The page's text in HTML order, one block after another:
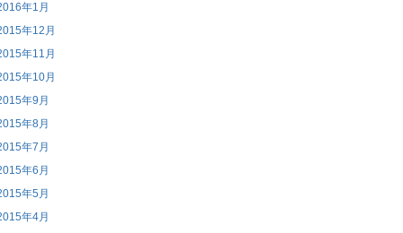
年1月
年12月
年11月
年10月
年9月
年8月
年7月
年6月
年5月
年4月